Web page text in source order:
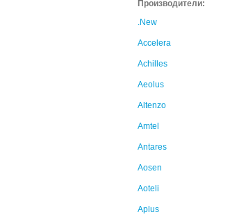
Производители:
.New
Accelera
Achilles
Aeolus
Altenzo
Amtel
Antares
Aosen
Aoteli
Aplus